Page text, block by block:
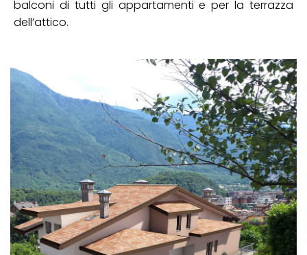
balconi di tutti gli appartamenti e per la terrazza
dell’attico.